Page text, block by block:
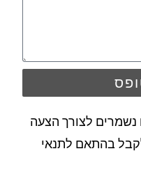
לצורך הצעה
בהתאם לתנאי